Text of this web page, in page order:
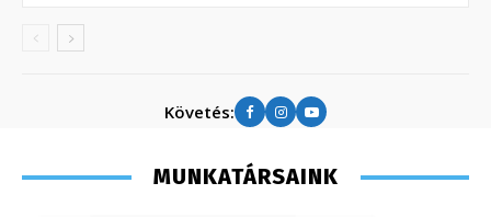
Követés:
MUNKATÁRSAINK